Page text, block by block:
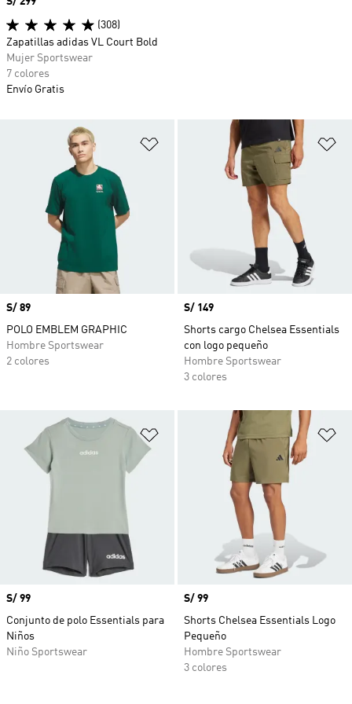
Añadir a la lista de deseos
Precio
S/ 89
POLO EMBLEM GRAPHIC
Hombre Sportswear
2 colores
Precio
S/ 149
Shorts cargo Chelsea Essentials
con logo pequeño
Hombre Sportswear
3 colores
Añadir a la lista de deseos
Precio
S/ 99
Conjunto de polo Essentials para
Niños
Niño Sportswear
Precio
S/ 99
Shorts Chelsea Essentials Logo
Pequeño
Hombre Sportswear
3 colores
(308)
Zapatillas adidas VL Court Bold
Mujer Sportswear
7 colores
Envío Gratis